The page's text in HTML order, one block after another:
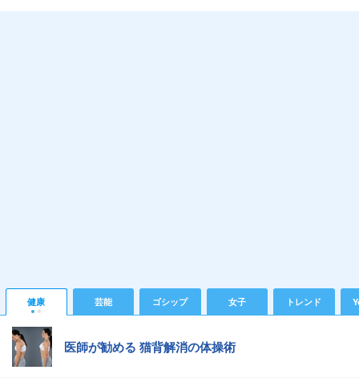
健康 芸能 ゴシップ 女子 トレンド
医師が勧める 猫背解消の体操術